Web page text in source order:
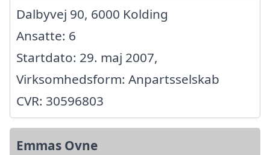
Dalbyvej 90, 6000 Kolding
Ansatte: 6
Startdato: 29. maj 2007,
Virksomhedsform: Anpartsselskab
CVR: 30596803
Emmas Ovne